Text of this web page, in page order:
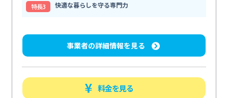
特⻑3
快適な暮らしを守る専門力
事業者の詳細情報を見る
料金を見る